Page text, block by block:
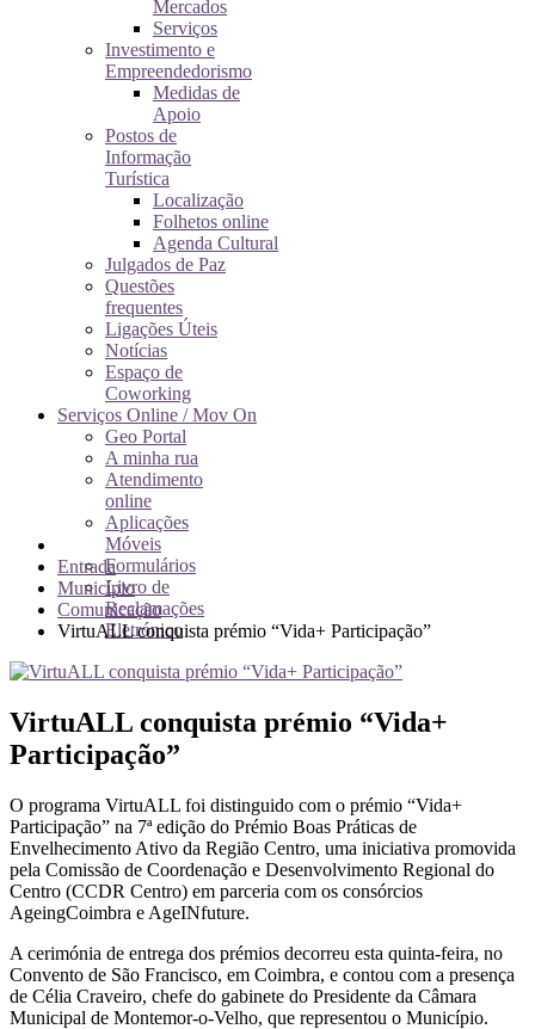
Mercados
Serviços
Investimento e
Empreendedorismo
Medidas de
Apoio
Postos de
Informação
Turística
Localização
Folhetos online
Agenda Cultural
Julgados de Paz
Questões
frequentes
Ligações Úteis
Notícias
Espaço de
Coworking
Serviços Online / Mov On
Geo Portal
A minha rua
Atendimento
online
Aplicações
Móveis
Formulários
Livro de
Reclamações
Eletrónico
Entrada
Município
Comunicação
VirtuALL conquista prémio “Vida+ Participação”
VirtuALL conquista prémio “Vida+
Participação”
O programa VirtuALL foi distinguido com o prémio “Vida+
Participação” na 7ª edição do Prémio Boas Práticas de
Envelhecimento Ativo da Região Centro, uma iniciativa promovida
pela Comissão de Coordenação e Desenvolvimento Regional do
Centro (CCDR Centro) em parceria com os consórcios
AgeingCoimbra e AgeINfuture.
A cerimónia de entrega dos prémios decorreu esta quinta-feira, no
Convento de São Francisco, em Coimbra, e contou com a presença
de Célia Craveiro, chefe do gabinete do Presidente da Câmara
Municipal de Montemor-o-Velho, que representou o Município.